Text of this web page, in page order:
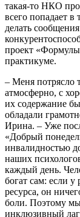
такая-то НКО
всего попадает в
делать
проект «Формулы
практикуме.
– Меня потрясло
атмосферно, с
их содержание
обладали
Ирина. – Уже
«Добрый
инвалидностью
наших
каждый день.
богат сам: если
ресурса, он
боли. Поэтому мы
инклюзивный